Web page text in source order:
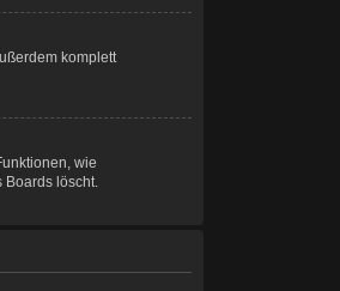
komplett
wie
Boards löscht.